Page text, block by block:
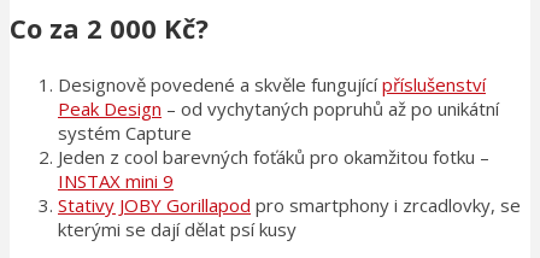
Co za 2 000 Kč?
Designově povedené a skvěle fungujícípříslušenství
Peak Design – od vychytaných popruhů až po unikátní
systém Capture
Jeden z cool barevných foťáků pro okamžitou fotku –
INSTAX mini 9
Stativy JOBY Gorillapod pro smartphony i zrcadlovky, se
kterými se dají dělat psí kusy